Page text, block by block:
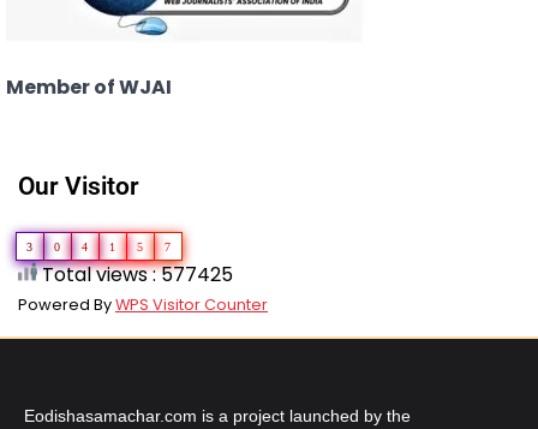
Member of WJAI
Our Visitor
3 0 4 1 5 7
Total views : 577425
Powered ByWPS Visitor Counter
Eodishasamachar.com is a project launched by the